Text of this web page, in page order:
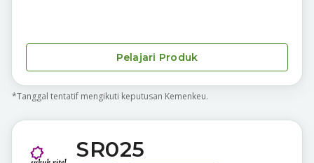
Pelajari Produk
*Tanggal tentatif mengikuti keputusan Kemenkeu.
SR025